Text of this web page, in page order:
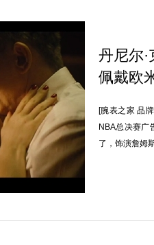
丹尼尔
佩戴欧
[腕表之家 品
NBA总决赛广
了，饰演詹姆